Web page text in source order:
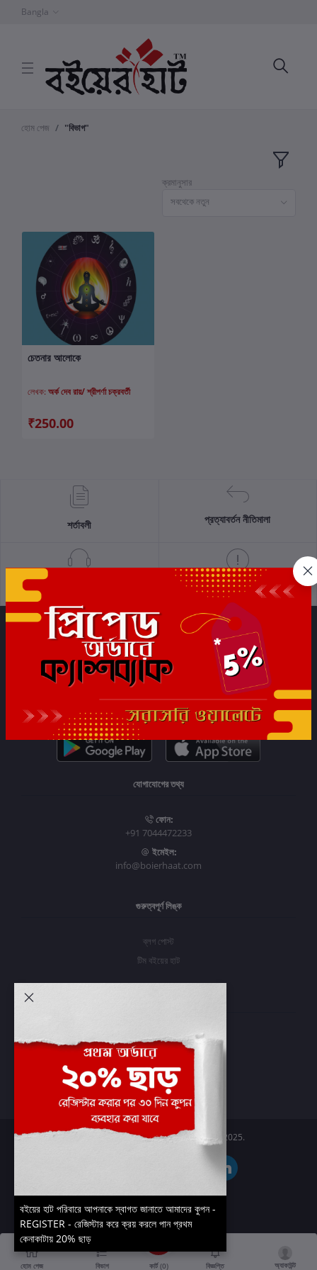
Bangla
হোম পেজ "বিভাগ"
ক্রমানুসার
সবথেকে নতুন
কার্টে যোগ করুন
চেতনার আলোকে
লেখক: অর্ক দেব রায়/ শ্রীপর্ণা চক্রবর্তী
₹250.00
শর্তাবলী প্রত্যাবর্তন নীতিমালা
গোপনীয়তা নীতি
সাবস্ক্রাইব
যোগাযোগের তথ্য
ফোন:
+91 7044472233
ইমেইল:
info@boierhaat.com
গুরুত্বপূর্ণ লিঙ্ক
ব্লগ পোস্ট
টিম বইয়ের হাট
প্রবেশ করুন
অর্ডার ইতিহাস
আমার ইচ্ছাগুলি
অর্ডার ট্র্যাকিং
Boier Haat™ | © All rights reserved 2025.
হোম পেজ বিভাগ কার্ট (0) বিজ্ঞপ্তি অ্যাকাউন্ট
বইয়ের হাট পরিবারে আপনাকে স্বাগত জানাতে আমাদের কুপন -
REGISTER - রেজিস্টার করে ক্রয় করলে পান প্রথম
কেনাকাটায় 20% ছাড়